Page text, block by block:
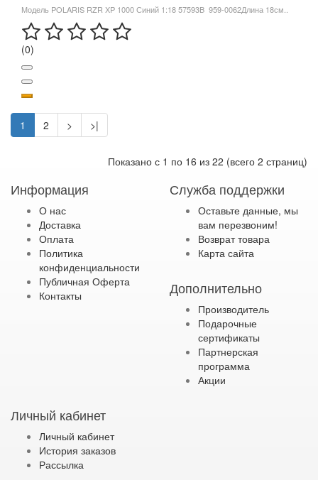
Модель POLARIS RZR XP 1000 Синий 1:18 57593B 959-0062Длина 18см..
(0)
1 2 > >|
Показано с 1 по 16 из 22 (всего 2 страниц)
Информация
О нас
Доставка
Оплата
Политика
конфиденциальности
Публичная Оферта
Контакты
Служба поддержки
Оставьте данные, мы
вам перезвоним!
Возврат товара
Карта сайта
Дополнительно
Производитель
Подарочные
сертификаты
Партнерская
программа
Акции
Личный кабинет
Личный кабинет
История заказов
Рассылка